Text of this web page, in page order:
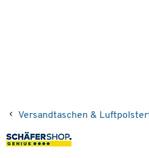
Versandtaschen &